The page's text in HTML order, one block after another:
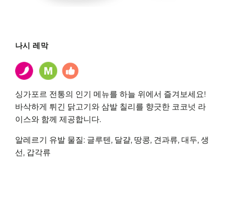
나시 레막
싱가포르 전통의 인기 메뉴를 하늘 위에서 즐겨보세요!
바삭하게 튀긴 닭고기와 삼발 칠리를 향긋한 코코넛 라
이스와 함께 제공합니다.
알레르기 유발 물질: 글루텐, 달걀, 땅콩, 견과류, 대두, 생
선, 갑각류